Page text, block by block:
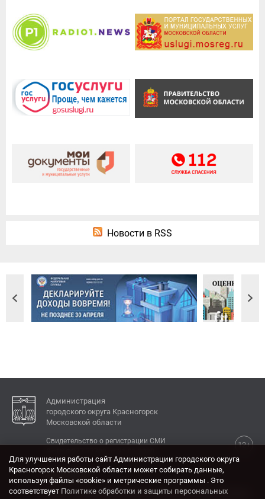
Новости в RSS
Администрация
городского округа Красногорск
Московской области
12+
Свидетельство о регистрации СМИ
КОНТАКТЫ
Адрес: 143404, Московская область, г. Красногорск,
Для улучшения работы сайт Администрации городского округа
Красногорск Московской области может собирать данные,
используя файлы «cookie» и метрические программы . Это
соответствует Политике обработки и защиты персональных